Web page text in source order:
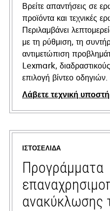
Βρείτε απαντήσεις σε
προϊόντα και τεχνικές
Περιλαμβάνει
με τη ρύθμιση, τη
αντιμετώπιση
Lexmark,
επιλογή βίντεο οδηγιών.
Λάβετε τεχνική
opens
in
new
tab
ΙΣΤΟΣΕΛΊΔΑ
Προγράμματα
ανακύκλωσης